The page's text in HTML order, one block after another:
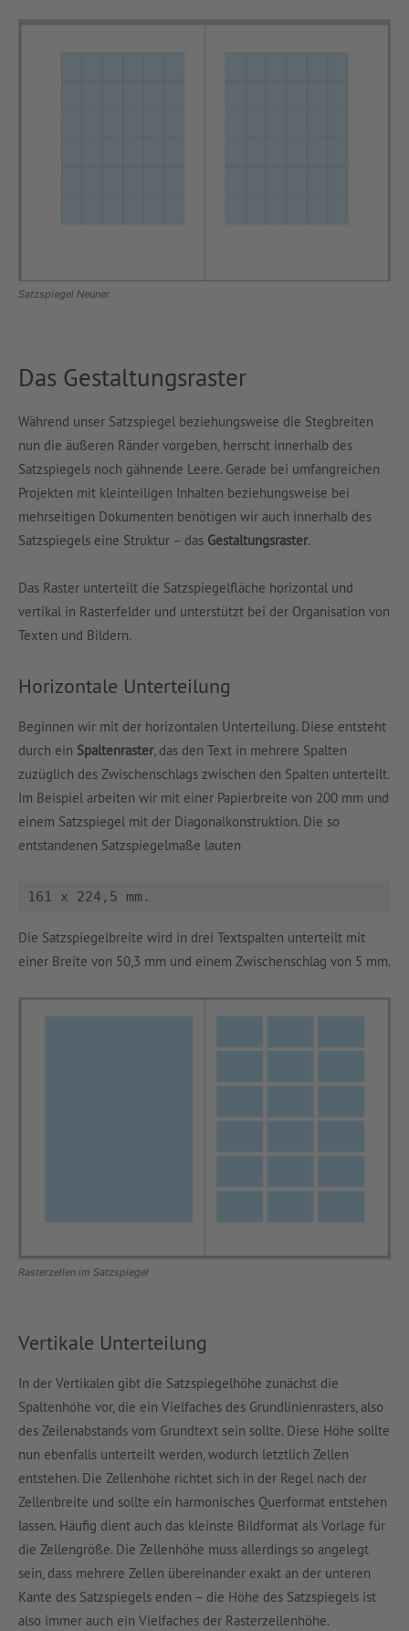
Satzspiegel Neuner
Das Gestaltungsraster
Während unser Satzspiegel beziehungsweise die Stegbreiten
nun die äußeren Ränder vorgeben, herrscht innerhalb des
Satzspiegels noch gähnende Leere. Gerade bei umfangreichen
Projekten mit kleinteiligen Inhalten beziehungsweise bei
mehrseitigen Dokumenten benötigen wir auch innerhalb des
Satzspiegels eine Struktur – das Gestaltungsraster.
Das Raster unterteilt die Satzspiegelfläche horizontal und
vertikal in Rasterfelder und unterstützt bei der Organisation von
Texten und Bildern.
Horizontale Unterteilung
Beginnen wir mit der horizontalen Unterteilung. Diese entsteht
durch ein Spaltenraster, das den Text in mehrere Spalten
zuzüglich des Zwischenschlags zwischen den Spalten unterteilt.
Im Beispiel arbeiten wir mit einer Papierbreite von 200 mm und
einem Satzspiegel mit der Diagonalkonstruktion. Die so
entstandenen Satzspiegelmaße lauten
161 x 224,5 mm.
Die Satzspiegelbreite wird in drei Textspalten unterteilt mit
einer Breite von 50,3 mm und einem Zwischenschlag von 5 mm.
Rasterzellen im Satzspiegel
Vertikale Unterteilung
In der Vertikalen gibt die Satzspiegelhöhe zunächst die
Spaltenhöhe vor, die ein Vielfaches des Grundlinienrasters, also
des Zeilenabstands vom Grundtext sein sollte. Diese Höhe sollte
nun ebenfalls unterteilt werden, wodurch letztlich Zellen
entstehen. Die Zellenhöhe richtet sich in der Regel nach der
Zellenbreite und sollte ein harmonisches Querformat entstehen
lassen. Häufig dient auch das kleinste Bildformat als Vorlage für
die Zellengröße. Die Zellenhöhe muss allerdings so angelegt
sein, dass mehrere Zellen übereinander exakt an der unteren
Kante des Satzspiegels enden – die Höhe des Satzspiegels ist
also immer auch ein Vielfaches der Rasterzellenhöhe.